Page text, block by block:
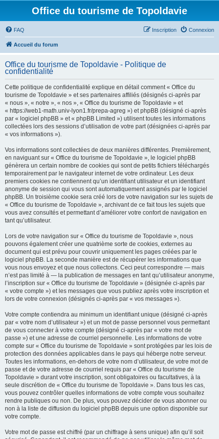
Office du tourisme de Topoldavie
FAQ Connexion
Inscription
Accueil du forum
Office du tourisme de Topoldavie - Politique de
confidentialité
Cette politique de confidentialité explique en détail comment « Office du
tourisme de Topoldavie » et ses partenaires affiliés (désignés ci-après par
« nous », « notre », « nos », « Office du tourisme de Topoldavie » et
« https://web1-math.univ-lyon1.fr/prepa-agreg ») et phpBB (désigné ci-après
par « logiciel phpBB » et « phpBB Limited ») utilisent toutes les informations
collectées lors des sessions d’utilisation de votre part (désignées ci-après par
« vos informations »).
Vos informations sont collectées de deux manières différentes. Premièrement,
en naviguant sur « Office du tourisme de Topoldavie », le logiciel phpBB
génèrera un certain nombre de cookies qui sont de petits fichiers téléchargés
temporairement par le navigateur internet de votre ordinateur. Les deux
premiers cookies ne contiennent qu’un identifiant utilisateur et un identifiant
anonyme de session qui vous sont automatiquement assignés par le logiciel
phpBB. Un troisième cookie sera créé lors de votre navigation sur les sujets de
« Office du tourisme de Topoldavie », archivant de ce fait tous les sujets que
vous avez consultés et permettant d’améliorer votre confort de navigation en
tant qu’utilisateur.
Lors de votre navigation sur « Office du tourisme de Topoldavie », nous
pouvons également créer une quatrième sorte de cookies, externes au
document qui est prévu pour couvrir uniquement les pages créées par le
logiciel phpBB. La seconde manière est de récupérer les informations que
vous nous envoyez et que nous collectons. Ceci peut correspondre — mais
n’est pas limité à — la publication de messages en tant qu’utilisateur anonyme,
l’inscription sur « Office du tourisme de Topoldavie » (désignée ci-après par
« votre compte ») et les messages que vous publiez après votre inscription et
lors de votre connexion (désignés ci-après par « vos messages »).
Votre compte contiendra au minimum un identifiant unique (désigné ci-après
par « votre nom d’utilisateur ») et un mot de passe personnel vous permettant
de vous connecter à votre compte (désigné ci-après par « votre mot de
passe ») et une adresse de courriel personnelle. Les informations de votre
compte sur « Office du tourisme de Topoldavie » sont protégées par les lois de
protection des données applicables dans le pays qui héberge notre serveur.
Toutes les informations, en-dehors de votre nom d’utilisateur, de votre mot de
passe et de votre adresse de courriel requis par « Office du tourisme de
Topoldavie » durant votre inscription, sont obligatoires ou facultatives, à la
seule discrétion de « Office du tourisme de Topoldavie ». Dans tous les cas,
vous pouvez contrôler quelles informations de votre compte vous souhaitez
rendre publiques ou non. De plus, vous pouvez décider de vous abonner ou
non à la liste de diffusion du logiciel phpBB depuis une option disponible sur
votre compte.
Votre mot de passe est chiffré (par un chiffrage à sens unique) afin qu’il soit